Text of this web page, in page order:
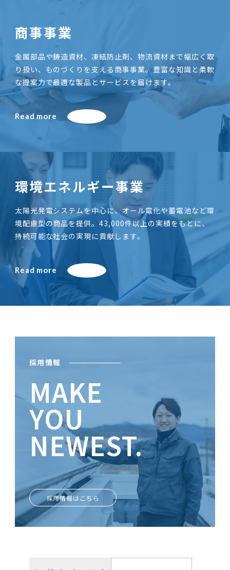
商事事業
金属部品や鋳造資材、凍結防止剤、物流資材まで幅広く取
り扱い、ものづくりを支える商事事業。豊富な知識と柔軟
な提案力で最適な製品とサービスを届けます。
Read more
環境エネルギー事業
太陽光発電システムを中心に、オール電化や蓄電池など環
境配慮型の商品を提供。43,000件以上の実績をもとに、
持続可能な社会の実現に貢献します。
Read more
採用情報
MAKE
YOU
NEWEST.
ときめきがあなたを輝かせる
採用情報はこちら